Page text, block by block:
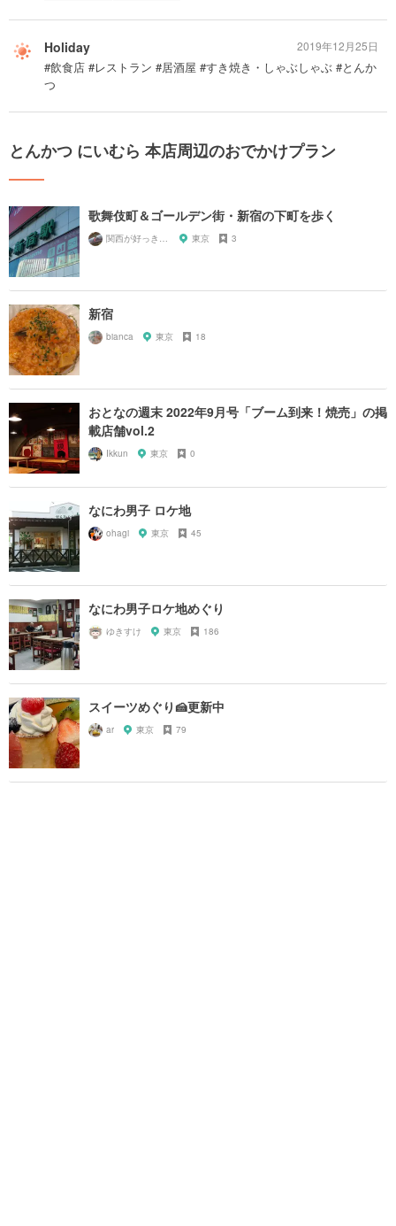
Holiday
#飲食店 #レストラン #居酒屋 #すき焼き・しゃぶしゃぶ #とんか
つ
2019年12月25日
とんかつ にいむら 本店周辺のおでかけプラン
歌舞伎町＆ゴールデン街・新宿の下町を歩く
関西が好っきゃねん 東京 3
新宿
bianca 東京 18
おとなの週末 2022年9月号「ブーム到来！焼売」の掲
載店舗vol.2
Ikkun 東京 0
なにわ男子 ロケ地
ohagi 東京 45
なにわ男子ロケ地めぐり
ゆきすけ 東京 186
スイーツめぐり🍰更新中
ar 東京 79